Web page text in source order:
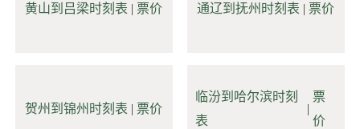
黄山到吕梁时刻表 |票价 通辽到抚州时刻表 |票价
贺州到锦州时刻表 |票价
临汾到哈尔滨时刻
表
|
票
价